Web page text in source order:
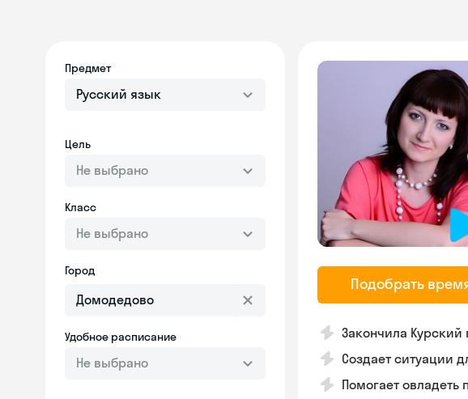
Предмет
Русский язык
Цель
Не выбрано
Класс
Не выбрано
Город
Удобное расписание
Не выбрано
Подобрать
Закончила Курский
Создает ситуации
Помогает